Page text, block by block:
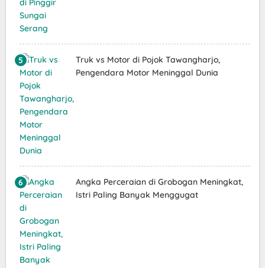
Truk vs Motor di Pojok Tawangharjo,
Pengendara Motor Meninggal Dunia
Angka Perceraian di Grobogan Meningkat,
Istri Paling Banyak Menggugat